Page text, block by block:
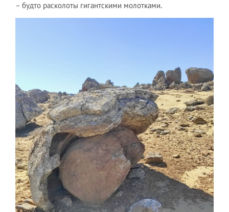
– будто расколоты гигантскими молотками.